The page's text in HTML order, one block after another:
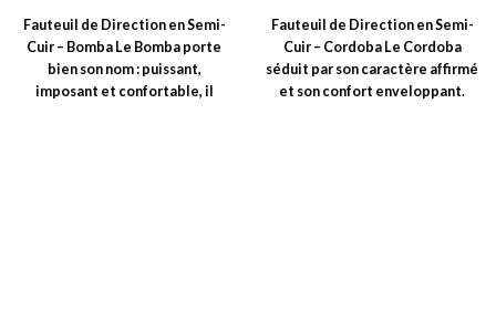
Fauteuil de Direction en Semi-
Cuir – Bomba Le Bomba porte
bien son nom : puissant,
imposant et confortable, il
Fauteuil de Direction en Semi-
Cuir – Cordoba Le Cordoba
séduit par son caractère affirmé
et son confort enveloppant.